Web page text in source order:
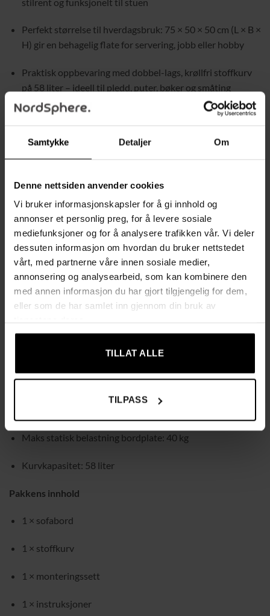
Samtykke Detaljer Om
Denne nettsiden anvender cookies
Vi bruker informasjonskapsler for å gi innhold og
annonser et personlig preg, for å levere sosiale
mediefunksjoner og for å analysere trafikken vår. Vi deler
dessuten informasjon om hvordan du bruker nettstedet
vårt, med partnerne våre innen sosiale medier,
annonsering og analysearbeid, som kan kombinere den
med annen informasjon du har gjort tilgjengelig for dem,
eller som de har samlet inn gjennom din bruk av
TILLAT ALLE
TILPASS
Perfekt størrelse til hverdagsbruk: 75 × 50 × 50 cm (L × B ×
H) gir en behagelig flate for servering, jobb eller hobby
Praktisk oppbevaring med dobbel-lags, krøllfri stoffkurv
på 58 liter – ideell til pledd, puter, bøker og småting
Stabil og slitesterk konstruksjon med sponplate festet til
Moderne, minimalistisk design med rund bordplate og
Enkel montering med tydelige instruksjoner – raskt å
sette sammen uten problemer
Produktinformasjon
Farge: matt hvit, kamelbrun
Materiale: sponplate, stål, polyesterstoff
Produktstørrelse: 75 × 45 cm (L × H)
Kurvstørrelse: 71,1 × 15 cm (L × H)
Maks statisk belastning bordplate: 40 kg
Kurvkapasitet: 58 liter
Pakkens innhold
1 × sofabord
1 × stoffkurv
1 × monteringssett
1 × instruksjoner